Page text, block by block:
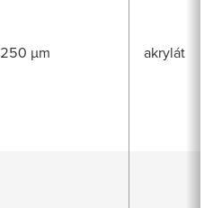
250 µm akrylát